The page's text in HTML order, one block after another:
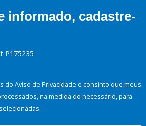
informado, cadastre-
P175235
do Aviso de Privacidade e consinto que meus
na medida do necessário, para